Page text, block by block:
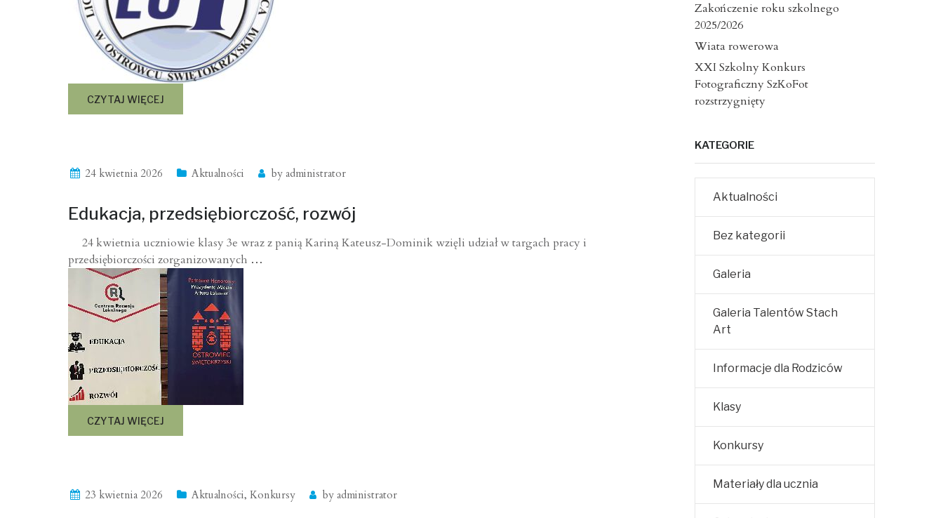
CZYTAJ WIĘCEJ
24 kwietnia 2026 Aktualności by administrator
Edukacja, przedsiębiorczość, rozwój
24 kwietnia uczniowie klasy 3e wraz z panią Kariną Kateusz-Dominik wzięli udział w targach pracy i
przedsiębiorczości zorganizowanych …
CZYTAJ WIĘCEJ
23 kwietnia 2026 Aktualności, Konkursy by administrator
Zakończenie roku szkolnego
2025/2026
Wiata rowerowa
XXI Szkolny Konkurs
Fotograficzny SzKoFot
rozstrzygnięty
KATEGORIE
Aktualności
Bez kategorii
Galeria
Galeria Talentów Stach
Art
Informacje dla Rodziców
Klasy
Konkursy
Materiały dla ucznia